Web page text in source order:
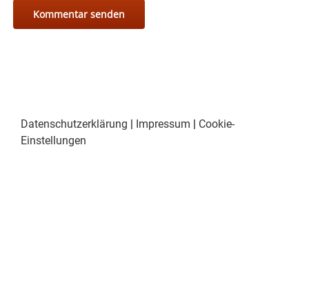
Datenschutzerklärung | Impressum | Cookie-
Einstellungen